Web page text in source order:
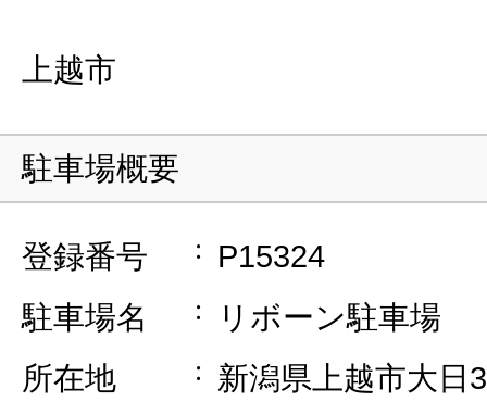
上越市
駐車場概要
登録番号
P15324
駐車場名
リボーン駐車場
所在地
新潟県上越市大日